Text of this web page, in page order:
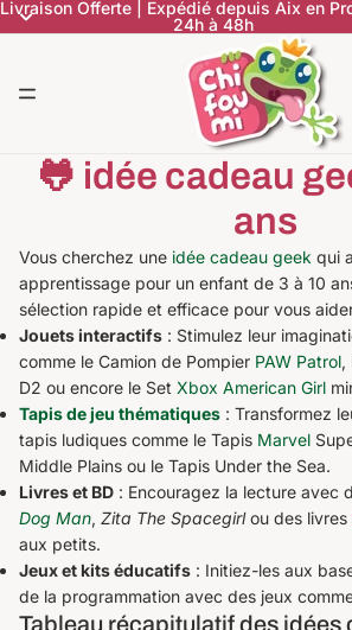
Livraison Offerte | Expédié depuis Aix en
24h à 48h
🐸 idée cadeau
ans
Vous cherchez une idée cadeau geek qui
apprentissage pour un enfant de 3 à 10
sélection rapide et efficace pour vous
Jouets interactifs : Stimulez leur
comme le Camion de Pompier PAW Patrol,
D2 ou encore le Set Xbox American Girl
Tapis de jeu thématiques : Transformez
tapis ludiques comme le Tapis Marvel
Middle Plains ou le Tapis Under the Sea.
Livres et BD : Encouragez la lecture avec
Dog Man, Zita The Spacegirlou des livres
aux petits.
Jeux et kits éducatifs : Initiez-les aux
de la programmation avec des jeux
Tableau récapitulatif des idées